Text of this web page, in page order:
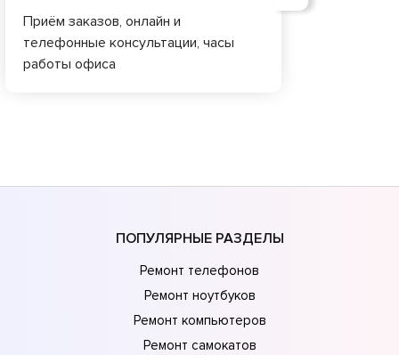
Приём заказов, онлайн и
телефонные консультации, часы
работы офиса
ПОПУЛЯРНЫЕ РАЗДЕЛЫ
Ремонт телефонов
Ремонт ноутбуков
Ремонт компьютеров
Ремонт самокатов